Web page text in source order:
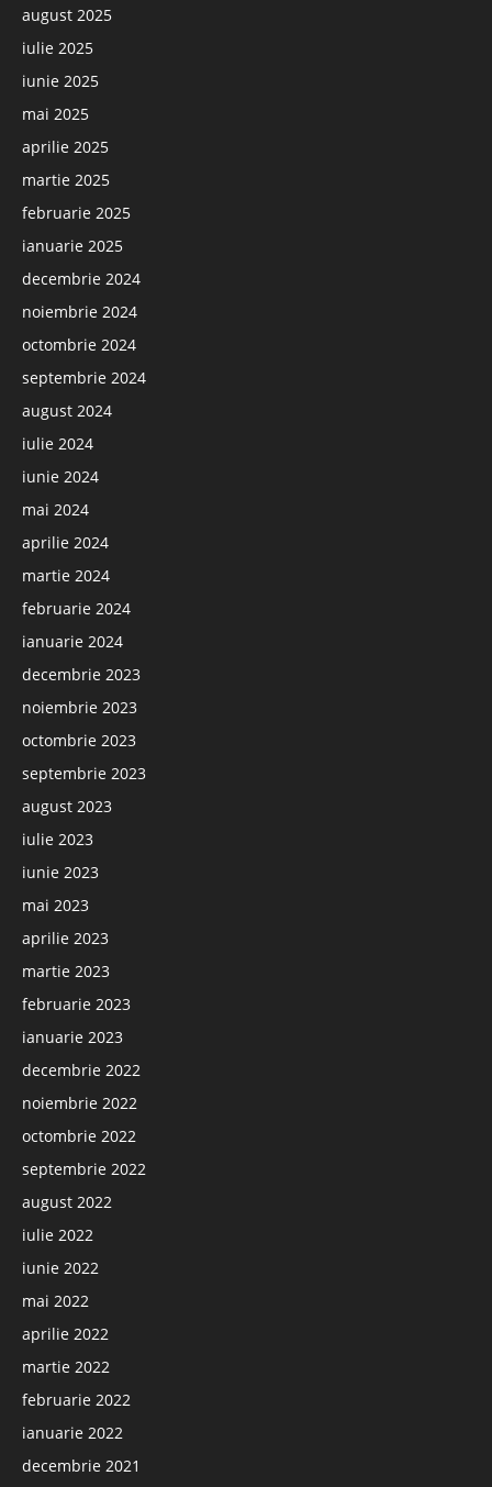
august 2025
iulie 2025
iunie 2025
mai 2025
aprilie 2025
martie 2025
februarie 2025
ianuarie 2025
decembrie 2024
noiembrie 2024
octombrie 2024
septembrie 2024
august 2024
iulie 2024
iunie 2024
mai 2024
aprilie 2024
martie 2024
februarie 2024
ianuarie 2024
decembrie 2023
noiembrie 2023
octombrie 2023
septembrie 2023
august 2023
iulie 2023
iunie 2023
mai 2023
aprilie 2023
martie 2023
februarie 2023
ianuarie 2023
decembrie 2022
noiembrie 2022
octombrie 2022
septembrie 2022
august 2022
iulie 2022
iunie 2022
mai 2022
aprilie 2022
martie 2022
februarie 2022
ianuarie 2022
decembrie 2021